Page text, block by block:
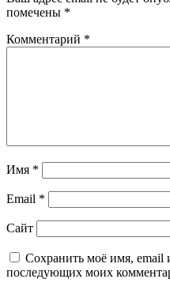
помечены *
Комментарий *
Имя *
Email *
Сайт
Сохранить моё имя, email
последующих моих